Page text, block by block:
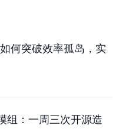
何突破效率孤岛，实
组：一周三次开源造